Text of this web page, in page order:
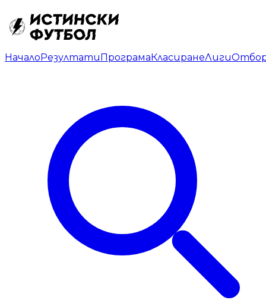
НачалоРезултатиПрограмаКласиранеЛиги